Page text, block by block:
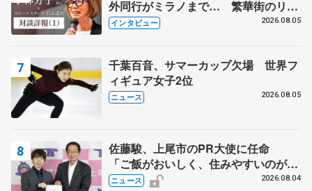
外同行がミラノまで… 繁華街のリン
クでは不良のお兄さんも味方に 小林
インタビュー 2026.08.05
千葉百音、サマーカップ欠場 世界フ
ィギュア女子2位
ニュース 2026.08.05
佐藤駿、上尾市のPR大使に任命
「ご飯がおいしく、住みやすいのが魅
力」
ニュース 2026.08.04